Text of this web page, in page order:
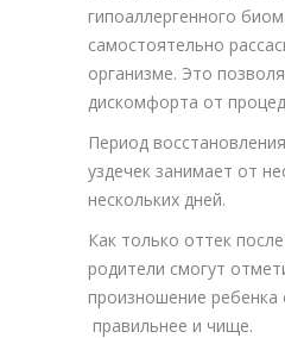
гипоаллергенного
самостоятельно
организме. Это
дискомфорта от
Период
уздечек занимает от
нескольких дней.
Как только оттек
родители смогут
произношение ребенка
правильнее и чище.